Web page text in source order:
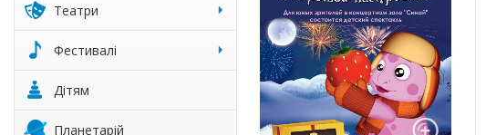
Театри
Фестивалі
Дітям
Планетарій